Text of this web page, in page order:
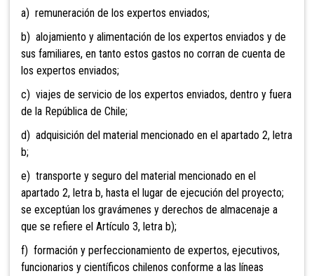
a) remuneración de los expertos enviados;
b) alojamiento y alimentación de los expertos enviados y de
sus familiares, en tanto estos gastos no corran de cuenta de
los expertos enviados;
c) viajes de servicio de los expertos enviados, dentro y fuera
de la República de Chile;
d) adquisición del material mencionado en el apartado 2, letra
b;
e) transporte y seguro del material mencionado en el
apartado 2, letra b, hasta el lugar de ejecución del proyecto;
se exceptúan los gravámenes y derechos de almacenaje a
que se refiere el Artículo 3, letra b);
f) formación y perfeccionamiento de expertos, ejecutivos,
funcionarios y científicos chilenos conforme a las líneas